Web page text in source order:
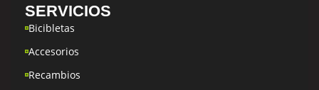
SERVICIOS
Bicibletas
Accesorios
Recambios